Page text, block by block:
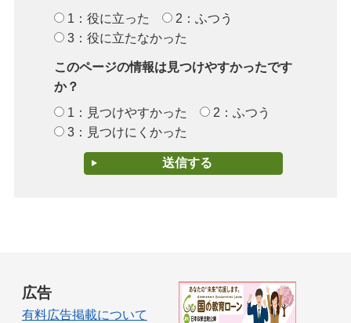
1：役に立った
2：ふつう
3：役に立たなかった
このページの情報は見つけやすかったです
か？
1：見つけやすかった
2：ふつう
3：見つけにくかった
広告
有料広告掲載について